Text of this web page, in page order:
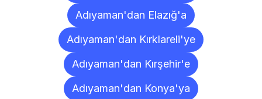
Adıyaman'dan Elazığ'a
Adıyaman'dan Kırklareli'ye
Adıyaman'dan Kırşehir'e
Adıyaman'dan Konya'ya